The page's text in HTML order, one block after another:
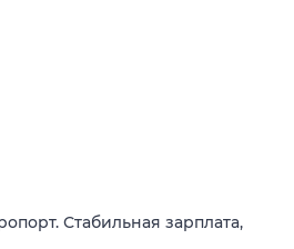
Стабильная зарплата,